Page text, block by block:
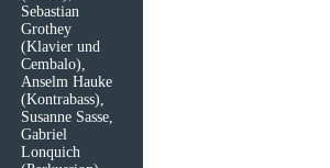
Sebastian
Grothey
(Klavier und
Cembalo),
Anselm Hauke
(Kontrabass),
Susanne Sasse,
Gabriel
Lonquich